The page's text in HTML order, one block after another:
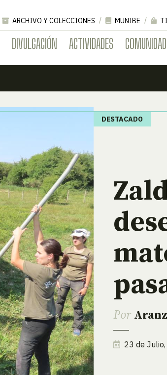
DIVULGACIÓN ACTIVIDADES COMUNIDAD
ARCHIVO Y COLECCIONES MUNIBE
DESTACADO
Por
23 de